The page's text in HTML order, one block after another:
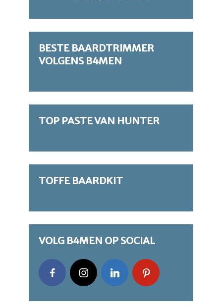
BESTE BAARDTRIMMER
VOLGENS B4MEN
TOP PASTE VAN HUNTER
TOFFE BAARDKIT
VOLG B4MEN OP SOCIAL